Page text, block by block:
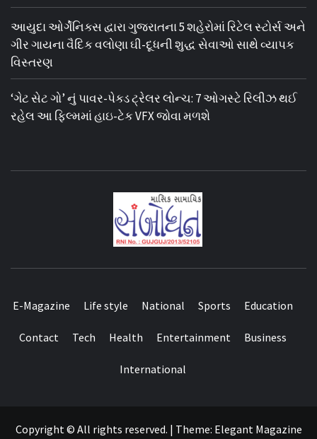
આયુદા ઓર્ગેનિક્સ દ્વારા ગુજરાતના 5 શહેરોમાં રિટેલ સ્ટોર્સ અને
ગીર ગાયના વૈદિક વલોણા ઘી-દૂધની શુદ્ધ સેવાઓ સાથે વ્યાપક
વિસ્તરણ
‘ગેટ સેટ ગો’ નું પાવર-પેક્ડ ટ્રેલર લોન્ચ: 7 ઓગસ્ટે રિલીઝ થઈ
રહેલ આ ફિલ્મમાં હાઇ-ટેક VFX જોવા મળશે
E-Magazine Life style National Sports Education
Contact Tech Health Entertainment Business
International
Copyright © All rights reserved. | Theme: Elegant Magazine